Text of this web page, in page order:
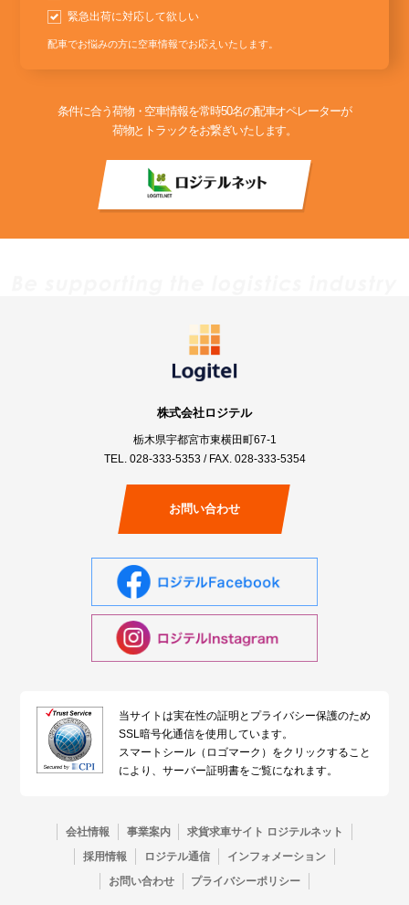
緊急出荷に対応して欲しい
配車でお悩みの方に空車情報でお応えいたします。
条件に合う荷物・空車情報を常時50名の配車オペレーターが
荷物とトラックをお繋ぎいたします。
株式会社ロジテル
栃木県宇都宮市東横田町67-1
TEL. 028-333-5353 / FAX. 028-333-5354
お問い合わせ
当サイトは実在性の証明とプライバシー保護のため
SSL暗号化通信を使用しています。
スマートシール（ロゴマーク）をクリックすること
により、サーバー証明書をご覧になれます。
会社情報 事業案内 求貨求車サイト ロジテルネット
採用情報 ロジテル通信 インフォメーション
お問い合わせ プライバシーポリシー